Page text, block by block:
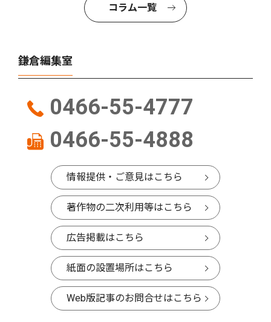
コラム一覧
鎌倉編集室
0466-55-4777
0466-55-4888
情報提供・ご意見はこちら
著作物の二次利用等はこちら
広告掲載はこちら
紙面の設置場所はこちら
Web版記事のお問合せはこちら